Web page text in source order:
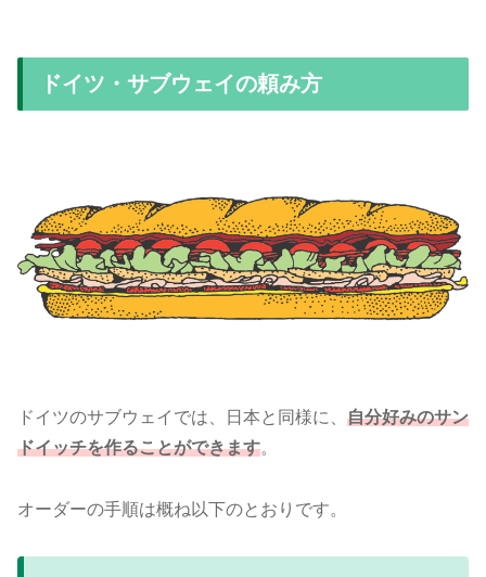
ドイツ・サブウェイの頼み方
ドイツのサブウェイでは、日本と同様に、 自分好みのサン
ドイッチを作ることができます。
オーダーの手順は概ね以下のとおりです。